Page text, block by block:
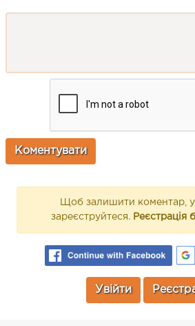
Щоб залишити коментар,
зареєструйтеся. Реєстрація
Увійти